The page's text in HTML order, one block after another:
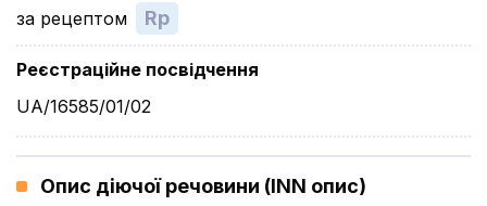
за рецептом Rp
Реєстраційне посвідчення
UA/16585/01/02
Опис діючої речовини (INN опис)